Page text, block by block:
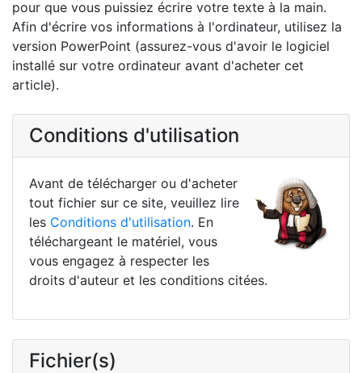
pour que vous puissiez écrire votre texte à la main.
Afin d'écrire vos informations à l'ordinateur, utilisez la
version PowerPoint (assurez-vous d'avoir le logiciel
installé sur votre ordinateur avant d'acheter cet
article).
Conditions d'utilisation
Avant de télécharger ou d'acheter
tout fichier sur ce site, veuillez lire
les Conditions d'utilisation. En
téléchargeant le matériel, vous
vous engagez à respecter les
droits d'auteur et les conditions citées.
Fichier(s)